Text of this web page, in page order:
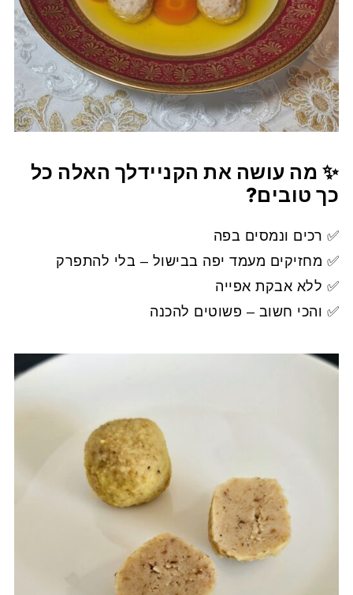
✨ מה עושה את הקניידלך האלה כל
כך טובים?
✅ רכים ונמסים בפה
✅ מחזיקים מעמד יפה בבישול – בלי להתפרק
✅ ללא אבקת אפייה
✅ והכי חשוב – פשוטים להכנה